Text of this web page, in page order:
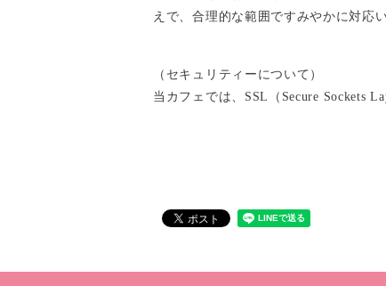
えで、合理的な範囲ですみやかに対応
（セキュリティーについて）
当カフェでは、SSL（Secure Sockets